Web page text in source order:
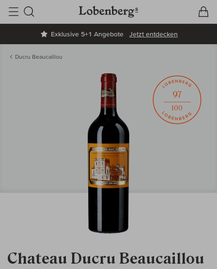
Exklusive 5+1 Angebote Jetzt entdecken
Suche
Ducru Beaucaillou
Chateau Ducru Beaucaillou
97
100